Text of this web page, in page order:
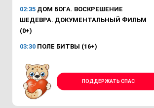
02:35 ДОМ БОГА. ВОСКРЕШЕНИЕ
ШЕДЕВРА. ДОКУМЕНТАЛЬНЫЙ ФИЛЬМ
(0+)
03:30 ПОЛЕ БИТВЫ (16+)
ПОДДЕРЖАТЬ СПАС